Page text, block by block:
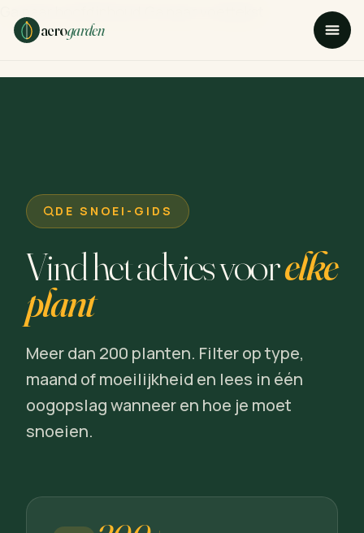
aerogarden
DE SNOEI-GIDS
Vind het advies voorelke
plant
Meer dan 200 planten. Filter op type,
maand of moeilijkheid en lees in één
oogopslag wanneer en hoe je moet
snoeien.